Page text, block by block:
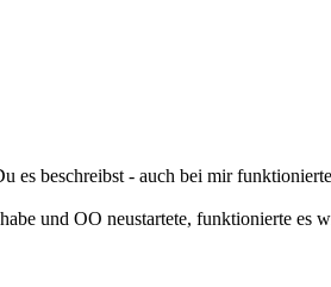
es beschreibst - auch bei mir
und OO neustartete, funktionierte es